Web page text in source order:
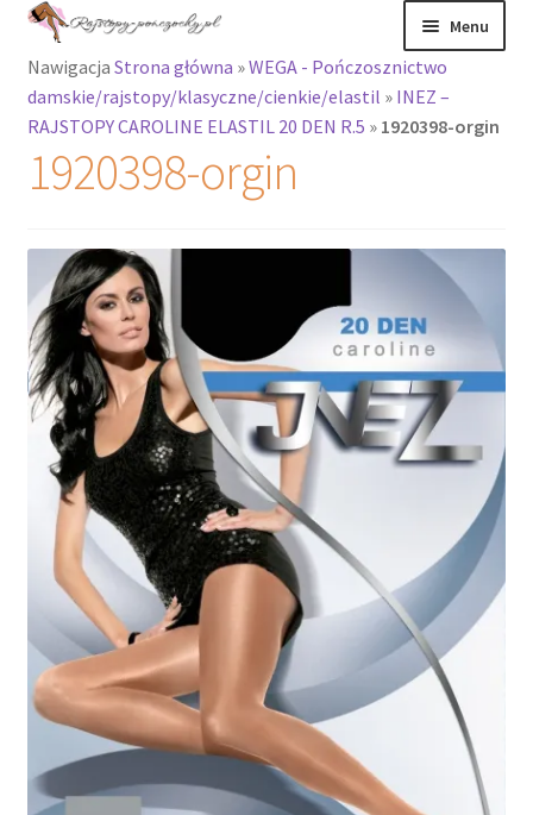
Przejdź
nawigacji
Przejdź
treści
Menu
Rajstopy
Rozwiń
menu
potomne
Podkolanówki i
skarpetki
Wszystkie
produkty
Recenzje
Rozwiń
menu
potomne
Nawigacja Strona główna »WEGA - Pończosznictwo
damskie/rajstopy/klasyczne/cienkie/elastil » INEZ –
RAJSTOPY CAROLINE ELASTIL 20 DEN R.5 » 1920398-orgin
1920398-orgin